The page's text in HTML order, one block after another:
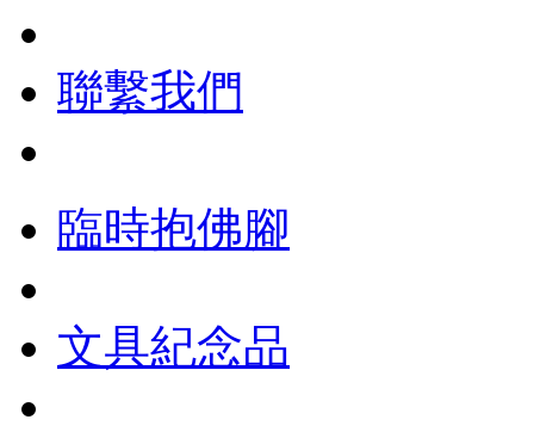
聯繫我們
臨時抱佛腳
文具紀念品